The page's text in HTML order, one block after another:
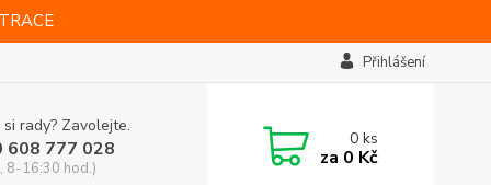
Přihlášení
rady? Zavolejte.
608 777 028
8-16:30 hod.)
0ks
za 0 Kč